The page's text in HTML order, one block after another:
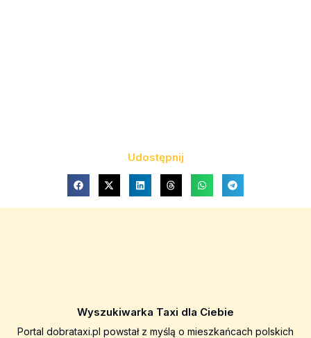
Udostępnij
Wyszukiwarka Taxi dla Ciebie
Portal dobrataxi.pl powstał z myślą o mieszkańcach polskich